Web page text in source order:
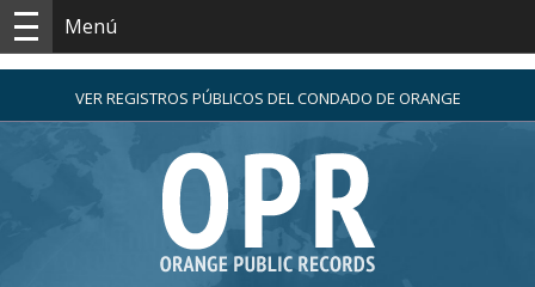
Menú
VER REGISTROS PÚBLICOS DEL CONDADO DE ORANGE